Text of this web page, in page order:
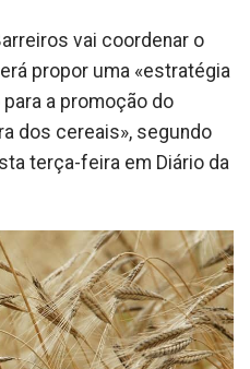
vai coordenar o
propor uma «estratégia
a promoção do
dos cereais», segundo
terça-feira em Diário da